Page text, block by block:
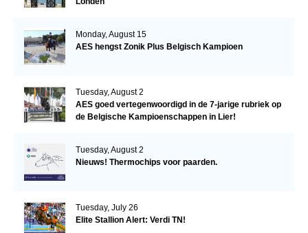
Monday, August 15
AES hengst Zonik Plus Belgisch Kampioen
Tuesday, August 2
AES goed vertegenwoordigd in de 7-jarige rubriek op
de Belgische Kampioenschappen in Lier!
Tuesday, August 2
Nieuws! Thermochips voor paarden.
Tuesday, July 26
Elite Stallion Alert: Verdi TN!